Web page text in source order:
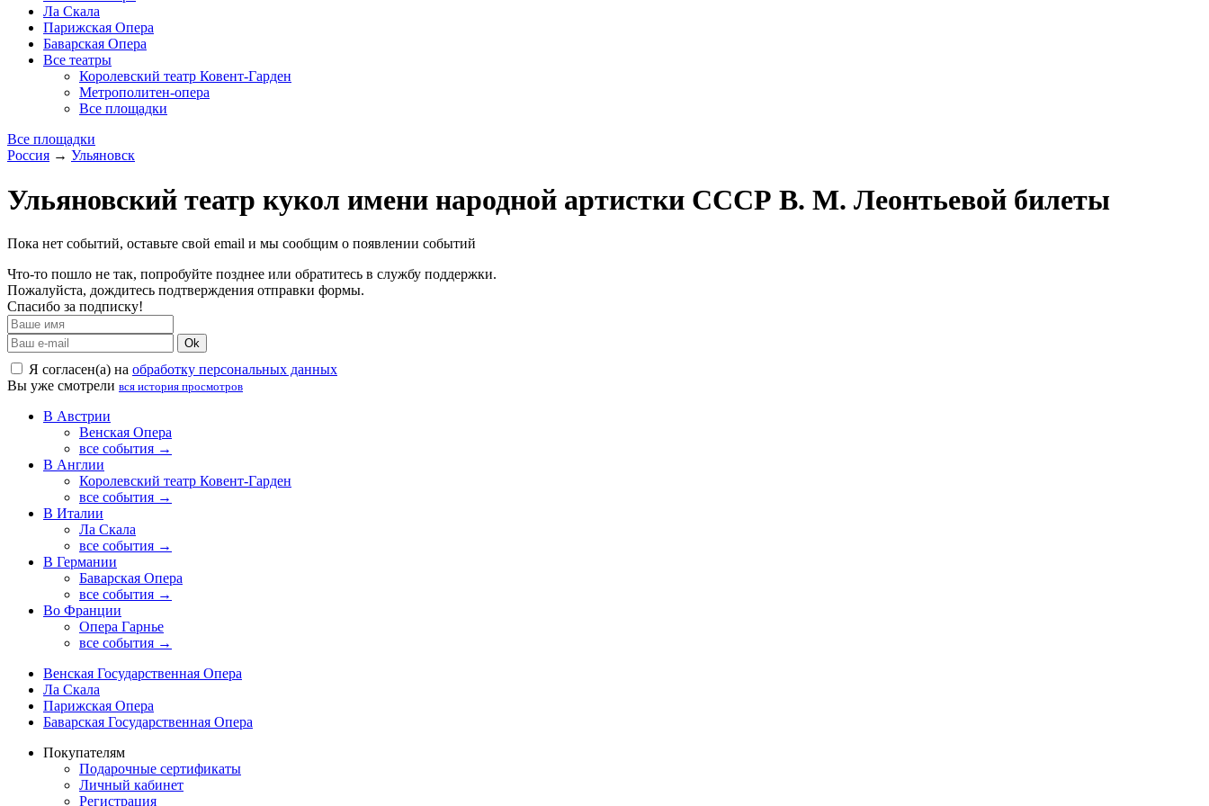
Ла Скала
Парижская Опера
Баварская Опера
Все театры
Королевский театр Ковент-Гарден
Метрополитен-опера
Все площадки
Все площадки
Россия → Ульяновск
Ульяновский театр кукол имени народной артистки СССР В. М. Леонтьевой билеты
Пока нет событий, оставьте свой email и мы сообщим о появлении событий
Что-то пошло не так, попробуйте позднее или обратитесь в службу поддержки.
Пожалуйста, дождитесь подтверждения отправки формы.
Спасибо за подписку!
Ok
Я согласен(а) на обработку персональных данных
Вы уже смотрели вся история просмотров
В Австрии
Венская Опера
все события →
В Англии
Королевский театр Ковент-Гарден
все события →
В Италии
Ла Скала
все события →
В Германии
Баварская Опера
все события →
Во Франции
Опера Гарнье
все события →
Венская Государственная Опера
Ла Скала
Парижская Опера
Баварская Государственная Опера
Покупателям
Подарочные сертификаты
Личный кабинет
Регистрация